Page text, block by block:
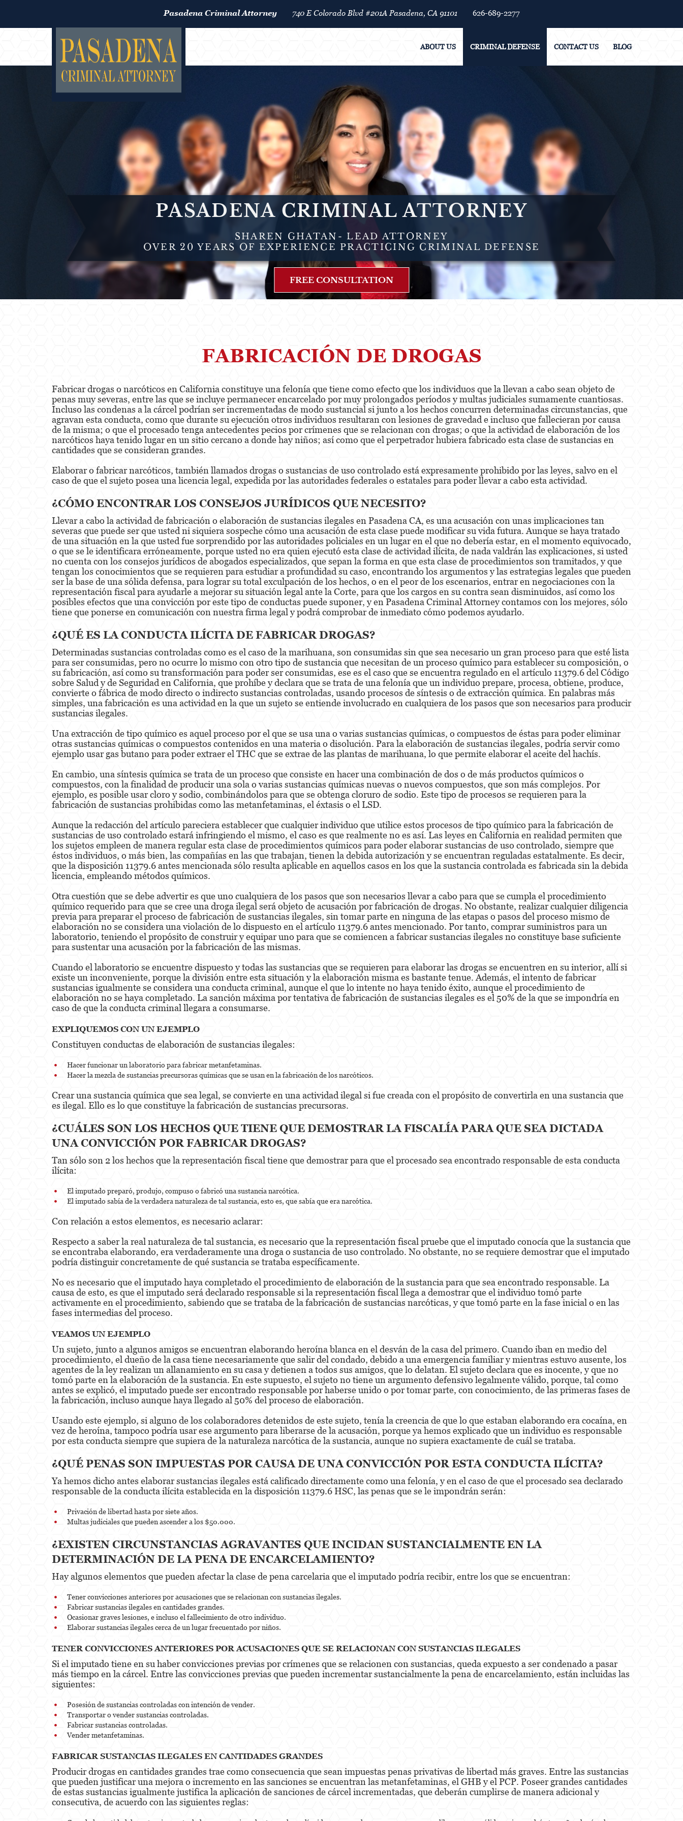
Pasadena Criminal Attorney 740 E Colorado Blvd #201A Pasadena, CA 91101 626-689-2277
ABOUT US CRIMINAL DEFENSE CONTACT US BLOG
PASADENA CRIMINAL ATTORNEY
SHAREN GHATAN- LEAD ATTORNEY
OVER 20 YEARS OF EXPERIENCE PRACTICING CRIMINAL DEFENSE
FREE CONSULTATION
FABRICACIÓN DE DROGAS
Fabricar drogas o narcóticos en California constituye una felonía que tiene como efecto que los individuos que la llevan a cabo sean objeto de
penas muy severas, entre las que se incluye permanecer encarcelado por muy prolongados períodos y multas judiciales sumamente cuantiosas.
Incluso las condenas a la cárcel podrían ser incrementadas de modo sustancial si junto a los hechos concurren determinadas circunstancias, que
agravan esta conducta, como que durante su ejecución otros individuos resultaran con lesiones de gravedad e incluso que fallecieran por causa
de la misma; o que el procesado tenga antecedentes pecios por crímenes que se relacionan con drogas; o que la actividad de elaboración de los
narcóticos haya tenido lugar en un sitio cercano a donde hay niños; así como que el perpetrador hubiera fabricado esta clase de sustancias en
cantidades que se consideran grandes.
Elaborar o fabricar narcóticos, también llamados drogas o sustancias de uso controlado está expresamente prohibido por las leyes, salvo en el
caso de que el sujeto posea una licencia legal, expedida por las autoridades federales o estatales para poder llevar a cabo esta actividad.
¿CÓMO ENCONTRAR LOS CONSEJOS JURÍDICOS QUE NECESITO?
Llevar a cabo la actividad de fabricación o elaboración de sustancias ilegales en Pasadena CA, es una acusación con unas implicaciones tan
severas que puede ser que usted ni siquiera sospeche cómo una acusación de esta clase puede modificar su vida futura. Aunque se haya tratado
de una situación en la que usted fue sorprendido por las autoridades policiales en un lugar en el que no debería estar, en el momento equivocado,
o que se le identificara erróneamente, porque usted no era quien ejecutó esta clase de actividad ilícita, de nada valdrán las explicaciones, si usted
no cuenta con los consejos jurídicos de abogados especializados, que sepan la forma en que esta clase de procedimientos son tramitados, y que
tengan los conocimientos que se requieren para estudiar a profundidad su caso, encontrando los argumentos y las estrategias legales que pueden
ser la base de una sólida defensa, para lograr su total exculpación de los hechos, o en el peor de los escenarios, entrar en negociaciones con la
representación fiscal para ayudarle a mejorar su situación legal ante la Corte, para que los cargos en su contra sean disminuidos, así como los
posibles efectos que una convicción por este tipo de conductas puede suponer, y en Pasadena Criminal Attorney contamos con los mejores, sólo
tiene que ponerse en comunicación con nuestra firma legal y podrá comprobar de inmediato cómo podemos ayudarlo.
¿QUÉ ES LA CONDUCTA ILÍCITA DE FABRICAR DROGAS?
Determinadas sustancias controladas como es el caso de la marihuana, son consumidas sin que sea necesario un gran proceso para que esté lista
para ser consumidas, pero no ocurre lo mismo con otro tipo de sustancia que necesitan de un proceso químico para establecer su composición, o
su fabricación, así como su transformación para poder ser consumidas, ese es el caso que se encuentra regulado en el artículo 11379.6 del Código
sobre Salud y de Seguridad en California, que prohíbe y declara que se trata de una felonía que un individuo prepare, procesa, obtiene, produce,
convierte o fábrica de modo directo o indirecto sustancias controladas, usando procesos de síntesis o de extracción química. En palabras más
simples, una fabricación es una actividad en la que un sujeto se entiende involucrado en cualquiera de los pasos que son necesarios para producir
sustancias ilegales.
Una extracción de tipo químico es aquel proceso por el que se usa una o varias sustancias químicas, o compuestos de éstas para poder eliminar
otras sustancias químicas o compuestos contenidos en una materia o disolución. Para la elaboración de sustancias ilegales, podría servir como
ejemplo usar gas butano para poder extraer el THC que se extrae de las plantas de marihuana, lo que permite elaborar el aceite del hachís.
En cambio, una síntesis química se trata de un proceso que consiste en hacer una combinación de dos o de más productos químicos o
compuestos, con la finalidad de producir una sola o varias sustancias químicas nuevas o nuevos compuestos, que son más complejos. Por
ejemplo, es posible usar cloro y sodio, combinándolos para que se obtenga cloruro de sodio. Este tipo de procesos se requieren para la
fabricación de sustancias prohibidas como las metanfetaminas, el éxtasis o el LSD.
Aunque la redacción del artículo pareciera establecer que cualquier individuo que utilice estos procesos de tipo químico para la fabricación de
sustancias de uso controlado estará infringiendo el mismo, el caso es que realmente no es así. Las leyes en California en realidad permiten que
los sujetos empleen de manera regular esta clase de procedimientos químicos para poder elaborar sustancias de uso controlado, siempre que
éstos individuos, o más bien, las compañías en las que trabajan, tienen la debida autorización y se encuentran reguladas estatalmente. Es decir,
que la disposición 11379.6 antes mencionada sólo resulta aplicable en aquellos casos en los que la sustancia controlada es fabricada sin la debida
licencia, empleando métodos químicos.
Otra cuestión que se debe advertir es que uno cualquiera de los pasos que son necesarios llevar a cabo para que se cumpla el procedimiento
químico requerido para que se cree una droga ilegal será objeto de acusación por fabricación de drogas. No obstante, realizar cualquier diligencia
previa para preparar el proceso de fabricación de sustancias ilegales, sin tomar parte en ninguna de las etapas o pasos del proceso mismo de
elaboración no se considera una violación de lo dispuesto en el artículo 11379.6 antes mencionado. Por tanto, comprar suministros para un
laboratorio, teniendo el propósito de construir y equipar uno para que se comiencen a fabricar sustancias ilegales no constituye base suficiente
para sustentar una acusación por la fabricación de las mismas.
Cuando el laboratorio se encuentre dispuesto y todas las sustancias que se requieren para elaborar las drogas se encuentren en su interior, allí si
existe un inconveniente, porque la división entre esta situación y la elaboración misma es bastante tenue. Además, el intento de fabricar
sustancias igualmente se considera una conducta criminal, aunque el que lo intente no haya tenido éxito, aunque el procedimiento de
elaboración no se haya completado. La sanción máxima por tentativa de fabricación de sustancias ilegales es el 50% de la que se impondría en
caso de que la conducta criminal llegara a consumarse.
EXPLIQUEMOS CON UN EJEMPLO
Constituyen conductas de elaboración de sustancias ilegales:
Hacer funcionar un laboratorio para fabricar metanfetaminas.
Hacer la mezcla de sustancias precursoras químicas que se usan en la fabricación de los narcóticos.
Crear una sustancia química que sea legal, se convierte en una actividad ilegal si fue creada con el propósito de convertirla en una sustancia que
es ilegal. Ello es lo que constituye la fabricación de sustancias precursoras.
¿CUÁLES SON LOS HECHOS QUE TIENE QUE DEMOSTRAR LA FISCALÍA PARA QUE SEA DICTADA
UNA CONVICCIÓN POR FABRICAR DROGAS?
Tan sólo son 2 los hechos que la representación fiscal tiene que demostrar para que el procesado sea encontrado responsable de esta conducta
ilícita:
El imputado preparó, produjo, compuso o fabricó una sustancia narcótica.
El imputado sabía de la verdadera naturaleza de tal sustancia, esto es, que sabía que era narcótica.
Con relación a estos elementos, es necesario aclarar:
Respecto a saber la real naturaleza de tal sustancia, es necesario que la representación fiscal pruebe que el imputado conocía que la sustancia que
se encontraba elaborando, era verdaderamente una droga o sustancia de uso controlado. No obstante, no se requiere demostrar que el imputado
podría distinguir concretamente de qué sustancia se trataba específicamente.
No es necesario que el imputado haya completado el procedimiento de elaboración de la sustancia para que sea encontrado responsable. La
causa de esto, es que el imputado será declarado responsable si la representación fiscal llega a demostrar que el individuo tomó parte
activamente en el procedimiento, sabiendo que se trataba de la fabricación de sustancias narcóticas, y que tomó parte en la fase inicial o en las
fases intermedias del proceso.
VEAMOS UN EJEMPLO
Un sujeto, junto a algunos amigos se encuentran elaborando heroína blanca en el desván de la casa del primero. Cuando iban en medio del
procedimiento, el dueño de la casa tiene necesariamente que salir del condado, debido a una emergencia familiar y mientras estuvo ausente, los
agentes de la ley realizan un allanamiento en su casa y detienen a todos sus amigos, que lo delatan. El sujeto declara que es inocente, y que no
tomó parte en la elaboración de la sustancia. En este supuesto, el sujeto no tiene un argumento defensivo legalmente válido, porque, tal como
antes se explicó, el imputado puede ser encontrado responsable por haberse unido o por tomar parte, con conocimiento, de las primeras fases de
la fabricación, incluso aunque haya llegado al 50% del proceso de elaboración.
Usando este ejemplo, si alguno de los colaboradores detenidos de este sujeto, tenía la creencia de que lo que estaban elaborando era cocaína, en
vez de heroína, tampoco podría usar ese argumento para liberarse de la acusación, porque ya hemos explicado que un individuo es responsable
por esta conducta siempre que supiera de la naturaleza narcótica de la sustancia, aunque no supiera exactamente de cuál se trataba.
¿QUÉ PENAS SON IMPUESTAS POR CAUSA DE UNA CONVICCIÓN POR ESTA CONDUCTA ILÍCITA?
Ya hemos dicho antes elaborar sustancias ilegales está calificado directamente como una felonía, y en el caso de que el procesado sea declarado
responsable de la conducta ilícita establecida en la disposición 11379.6 HSC, las penas que se le impondrán serán:
Privación de libertad hasta por siete años.
Multas judiciales que pueden ascender a los $50.000.
¿EXISTEN CIRCUNSTANCIAS AGRAVANTES QUE INCIDAN SUSTANCIALMENTE EN LA
DETERMINACIÓN DE LA PENA DE ENCARCELAMIENTO?
Hay algunos elementos que pueden afectar la clase de pena carcelaria que el imputado podría recibir, entre los que se encuentran:
Tener convicciones anteriores por acusaciones que se relacionan con sustancias ilegales.
Fabricar sustancias ilegales en cantidades grandes.
Ocasionar graves lesiones, e incluso el fallecimiento de otro individuo.
Elaborar sustancias ilegales cerca de un lugar frecuentado por niños.
TENER CONVICCIONES ANTERIORES POR ACUSACIONES QUE SE RELACIONAN CON SUSTANCIAS ILEGALES
Si el imputado tiene en su haber convicciones previas por crímenes que se relacionen con sustancias, queda expuesto a ser condenado a pasar
más tiempo en la cárcel. Entre las convicciones previas que pueden incrementar sustancialmente la pena de encarcelamiento, están incluidas las
siguientes:
Posesión de sustancias controladas con intención de vender.
Transportar o vender sustancias controladas.
Fabricar sustancias controladas.
Vender metanfetaminas.
FABRICAR SUSTANCIAS ILEGALES EN CANTIDADES GRANDES
Producir drogas en cantidades grandes trae como consecuencia que sean impuestas penas privativas de libertad más graves. Entre las sustancias
que pueden justificar una mejora o incremento en las sanciones se encuentran las metanfetaminas, el GHB y el PCP. Poseer grandes cantidades
de estas sustancias igualmente justifica la aplicación de sanciones de cárcel incrementadas, que deberán cumplirse de manera adicional y
consecutiva, de acuerdo con las siguientes reglas: